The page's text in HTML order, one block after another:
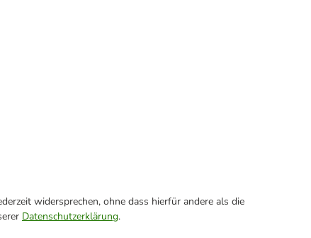
widersprechen, ohne dass hierfür andere als die
Datenschutzerklärung.